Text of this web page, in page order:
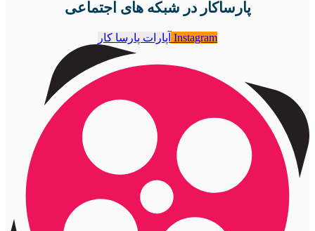
پارساکار در شبکه های اجتماعی
Instagram آپارات پارسا کار